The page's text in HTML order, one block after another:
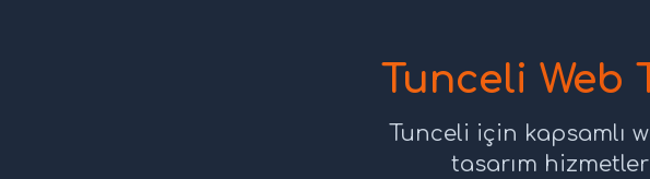
Tunceli Web
Tunceli için kapsamlı
tasarım